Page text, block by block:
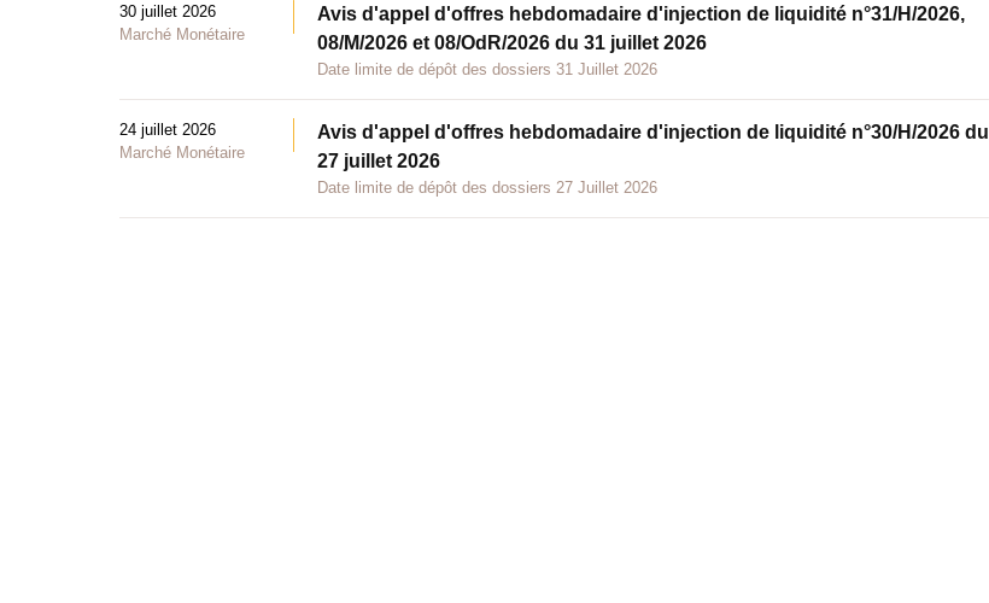
30 juillet 2026
Marché Monétaire
Avis d'appel d'offres hebdomadaire d'injection de liquidité n°31/H/2026,
08/M/2026 et 08/OdR/2026 du 31 juillet 2026
Date limite de dépôt des dossiers 31 Juillet 2026
24 juillet 2026
Marché Monétaire
Avis d'appel d'offres hebdomadaire d'injection de liquidité n°30/H/2026 du
27 juillet 2026
Date limite de dépôt des dossiers 27 Juillet 2026